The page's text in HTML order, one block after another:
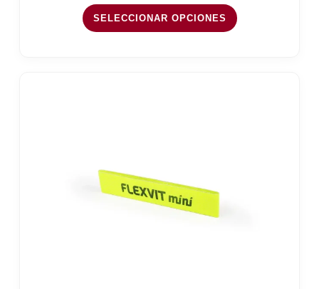
89,00 €
hasta
SELECCIONAR OPCIONES